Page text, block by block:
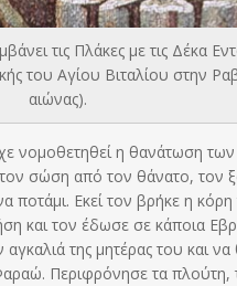
τις Πλάκες με τις Δέκα
του Αγίου Βιταλίου στην
αιώνας).
νομοθετηθεί η θανάτωση
σώση από τον θάνατο,
ποτάμι. Εκεί τον βρήκε η
και τον έδωσε σε κάποια
της μητέρας του και
Περιφρόνησε τα πλούτη,